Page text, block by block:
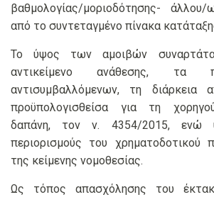
βαθμολογίας/μοριοδότησης-
από το συντεταγμένο πίνακα
Το ύψος των αμοιβών
αντικείμενο ανάθεσης, τα
αντισυμβαλλόμενων, τη διάρκεια
προϋπολογισθείσα για τη
δαπάνη, τον ν. 4354/2015, ενώ
περιορισμούς του χρηματοδοτικού
της κείμενης νομοθεσίας.
Ως τόπος απασχόλησης του